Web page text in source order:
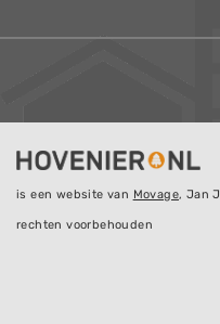
is een website van Movage, Jan
rechten voorbehouden